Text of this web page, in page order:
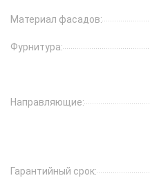
Материал фасадов:
Фурнитура:
Направляющие:
Гарантийный срок: